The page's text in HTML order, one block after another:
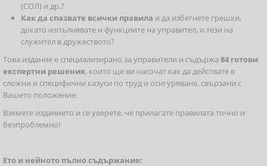
(СОЛ) и др.?
Как да спазвате всички правила и да избегнете грешки,
докато изпълнявате и функциите на управител, и тези на
служител в дружеството?
Това издание е специализирано за управители и съдържа 84 готови
експертни решения, които ще ви насочат как да действате в
сложни и специфични казуси по труд и осигуряване, свързани с
Вашето положение.
Вземете изданието и се уверете, че прилагате правилата точно и
безпроблемно!
Ето и нейното пълно съдържание: